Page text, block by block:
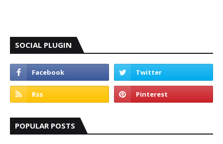
SOCIAL PLUGIN
POPULAR POSTS